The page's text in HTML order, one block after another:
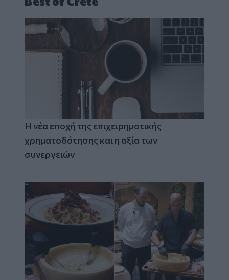
Η νέα εποχή της επιχειρηματικής
χρηματοδότησης και η αξία των
συνεργειών